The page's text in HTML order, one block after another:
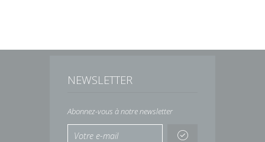
NEWSLETTER
Abonnez-vous à notre newsletter